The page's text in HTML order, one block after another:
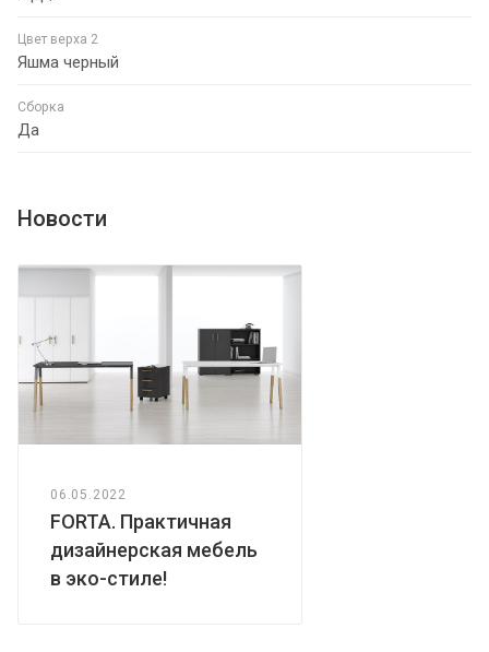
Цвет верха 2
Яшма черный
Сборка
Да
Новости
06.05.2022
FORTA. Практичная
дизайнерская мебель
в эко-стиле!